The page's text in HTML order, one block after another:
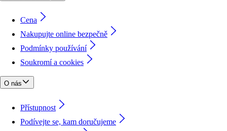
Cena
Nakupujte online bezpečně
Podmínky používání
Soukromí a cookies
O nás
Přístupnost
Podívejte se, kam doručujeme